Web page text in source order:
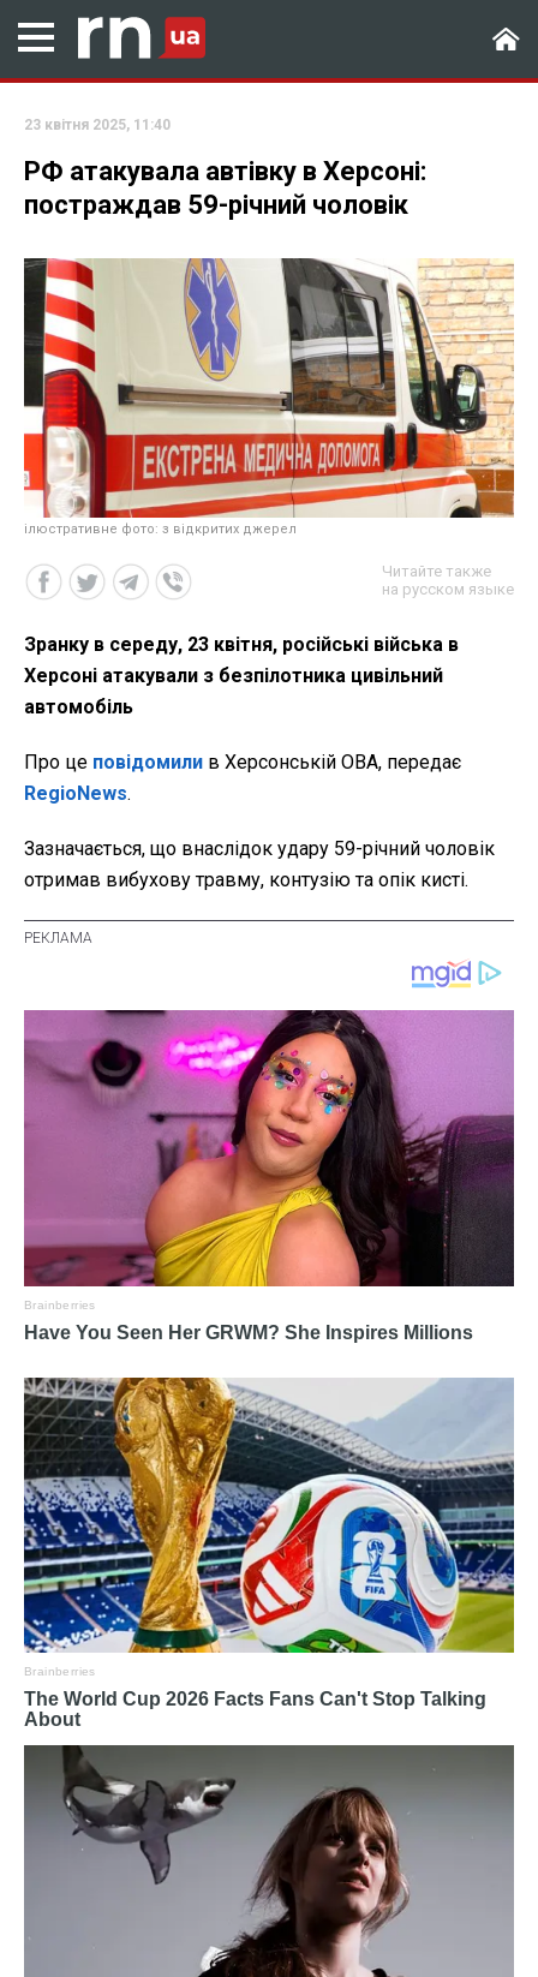
23 квітня 2025, 11:40
РФ атакувала автівку в Херсоні:
постраждав 59-річний чоловік
ілюстративне фото: з відкритих джерел
Читайте также
на русском языке
Зранку в середу, 23 квітня, російські війська в
Херсоні атакували з безпілотника цивільний
автомобіль
Про це повідомили в Херсонській ОВА, передає
RegioNews.
Зазначається, що внаслідок удару 59-річний чоловік
отримав вибухову травму, контузію та опік кисті.